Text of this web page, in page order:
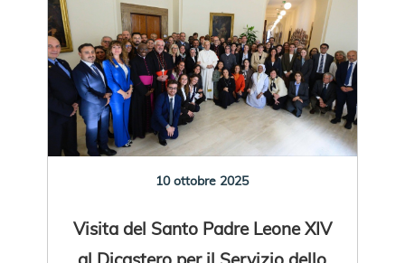
10 ottobre 2025
Visita del Santo Padre Leone XIV